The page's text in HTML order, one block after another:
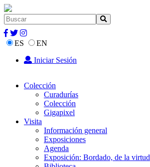
ES
EN
Iniciar Sesión
Colección
Curadurías
Colección
Gigapixel
Visita
Información general
Exposiciones
Agenda
Exposición: Bordado, de la virtud